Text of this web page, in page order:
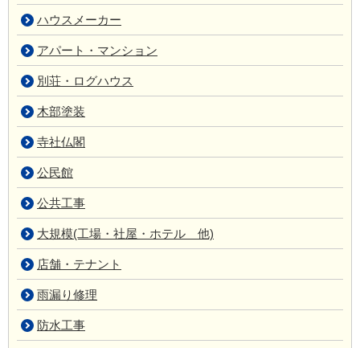
ハウスメーカー
アパート・マンション
別荘・ログハウス
木部塗装
寺社仏閣
公民館
公共工事
大規模(工場・社屋・ホテル 他)
店舗・テナント
雨漏り修理
防水工事